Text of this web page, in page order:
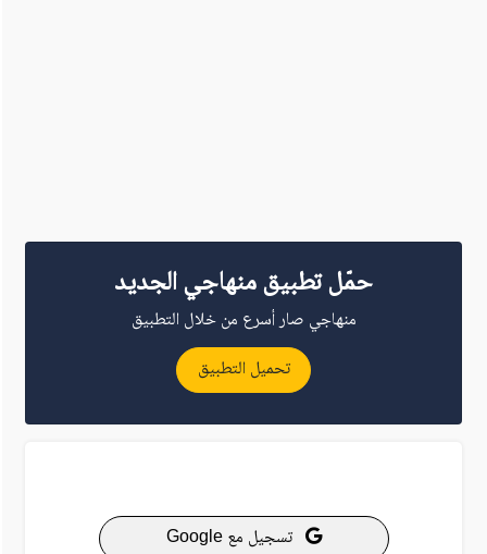
حمّل تطبيق منهاجي الجديد
منهاجي صار أسرع من خلال التطبيق
تحميل التطبيق
تسجيل مع Google